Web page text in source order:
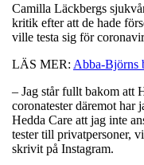
Camilla Läckbergs
kritik efter att de hade
ville testa sig för
LÄS MER: Abba-Björns
– Jag står fullt bakom att
coronatester däremot har
Hedda Care att jag inte
tester till privatpersoner,
skrivit på Instagram.